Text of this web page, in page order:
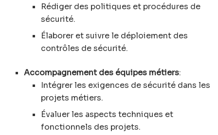
Rédiger des politiques et procédures de
sécurité.
Élaborer et suivre le déploiement des
contrôles de sécurité.
Accompagnement des équipes métiers:
Intégrer les exigences de sécurité dans les
projets métiers.
Évaluer les aspects techniques et
fonctionnels des projets.